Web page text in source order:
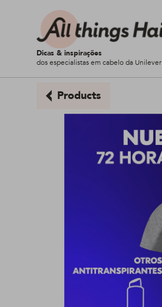
Dicas & inspirações
dos especialistas em cabelo da Unilever
Products